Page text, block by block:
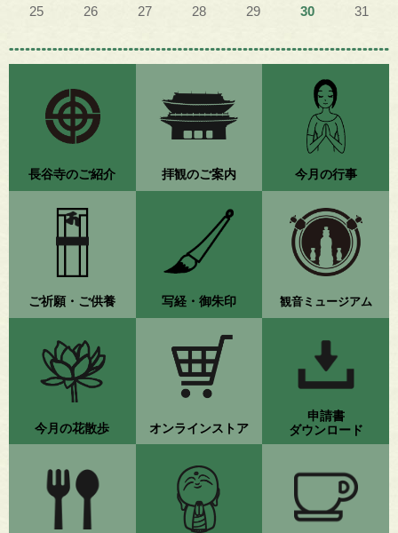
25
26 27 28 29 30 31
長谷寺のご紹介 拝観のご案内 今月の行事
ご祈願・ご供養 写経・御朱印 観音ミュージアム
今月の花散歩 オンラインストア
申請書
ダウンロード